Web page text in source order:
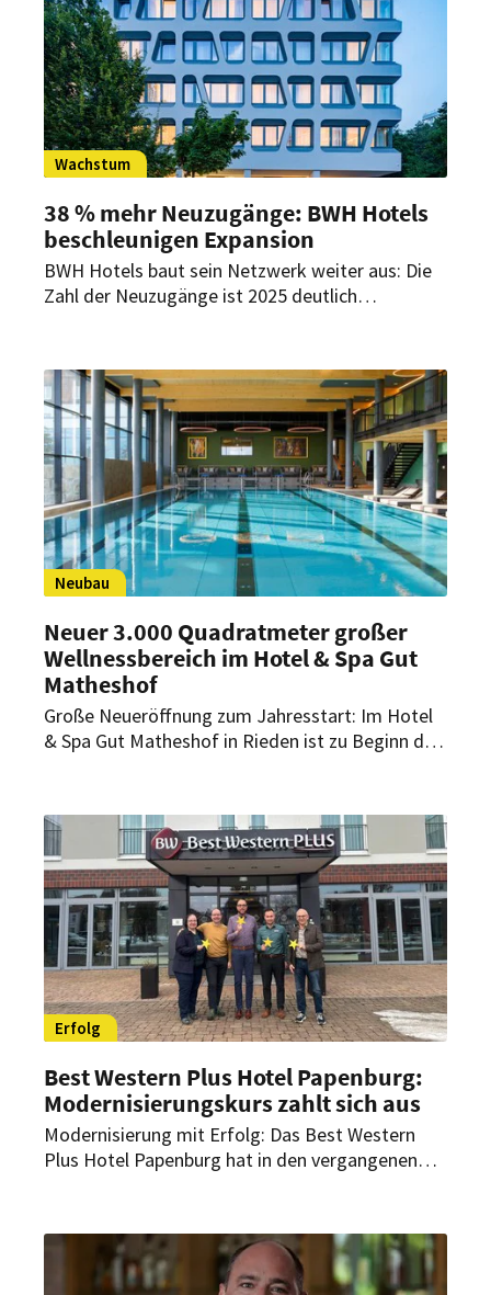
Wachstum
38 % mehr Neuzugänge: BWH Hotels
beschleunigen Expansion
BWH Hotels baut sein Netzwerk weiter aus: Die
Zahl der Neuzugänge ist 2025 deutlich
Neubau
Neuer 3.000 Quadratmeter großer
Wellnessbereich im Hotel & Spa Gut
Matheshof
Große Neueröffnung zum Jahresstart: Im Hotel
& Spa Gut Matheshof in Rieden ist zu Beginn des
Insgesamt wurde ein zweistelliger
Millionenbetrag investiert.
Erfolg
Best Western Plus Hotel Papenburg:
Modernisierungskurs zahlt sich aus
Modernisierung mit Erfolg: Das Best Western
Plus Hotel Papenburg hat in den vergangenen
sogar belohnt.